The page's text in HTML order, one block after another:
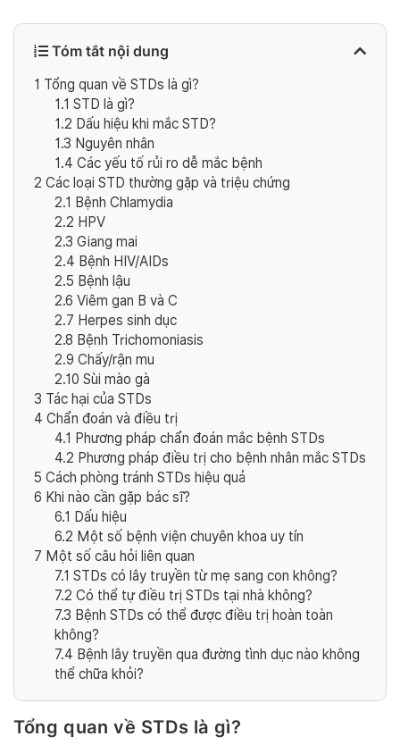
Tóm tắt nội dung
1 Tổng quan về STDs là gì?
1.1 STD là gì?
1.2 Dấu hiệu khi mắc STD?
1.3 Nguyên nhân
1.4 Các yếu tố rủi ro dễ mắc bệnh
2 Các loại STD thường gặp và triệu chứng
2.1 Bệnh Chlamydia
2.2 HPV
2.3 Giang mai
2.4 Bệnh HIV/AIDs
2.5 Bệnh lậu
2.6 Viêm gan B và C
2.7 Herpes sinh dục
2.8 Bệnh Trichomoniasis
2.9 Chấy/rận mu
2.10 Sùi mào gà
3 Tác hại của STDs
4 Chẩn đoán và điều trị
4.1 Phương pháp chẩn đoán mắc bệnh STDs
4.2 Phương pháp điều trị cho bệnh nhân mắc STDs
5 Cách phòng tránh STDs hiệu quả
6 Khi nào cần gặp bác sĩ?
6.1 Dấu hiệu
6.2 Một số bệnh viện chuyên khoa uy tín
7 Một số câu hỏi liên quan
7.1 STDs có lây truyền từ mẹ sang con không?
7.2 Có thể tự điều trị STDs tại nhà không?
7.3 Bệnh STDs có thể được điều trị hoàn toàn
không?
7.4 Bệnh lây truyền qua đường tình dục nào không
thể chữa khỏi?
Tổng quan về STDs là gì?